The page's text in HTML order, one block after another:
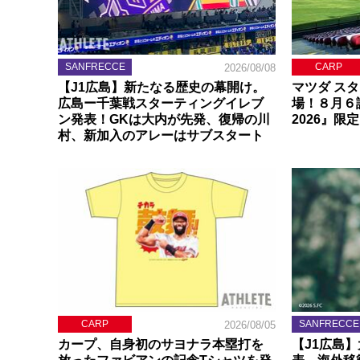
SANFRECCE 2026/08/08
【J1広島】新たなる歴史の幕開け。
広島ー千葉戦スターティングイレブ
ン発表！GKは大内が先発、復帰の川
村、新加入のアレーはサブスタート
CARP
マツダ ス
場！８月６
2026』限
CARP 2026/08/05
カープ、自身初のサヨナラ本塁打を
SANFRECCE
【J1広島